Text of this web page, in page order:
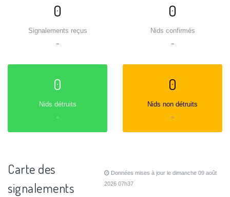
0
Signalements reçus
=
0
Nids confirmés
=
0
Nids détruits
=
0
Nids non détruits
=
Carte des
signalements
Données mises à jour le dimanche 09 août
2026 07h37